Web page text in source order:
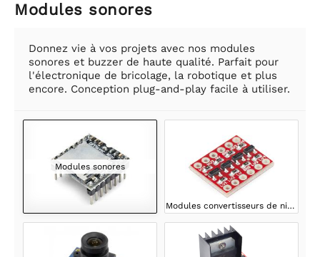
Modules sonores
Donnez vie à vos projets avec nos modules
sonores et buzzer de haute qualité. Parfait pour
l'électronique de bricolage, la robotique et plus
encore. Conception plug-and-play facile à utiliser.
Modules sonores
Modules convertisseurs de niveau